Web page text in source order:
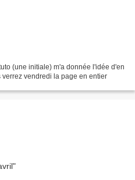
(une initiale) m'a donnée l'idée d'en
vendredi la page en entier